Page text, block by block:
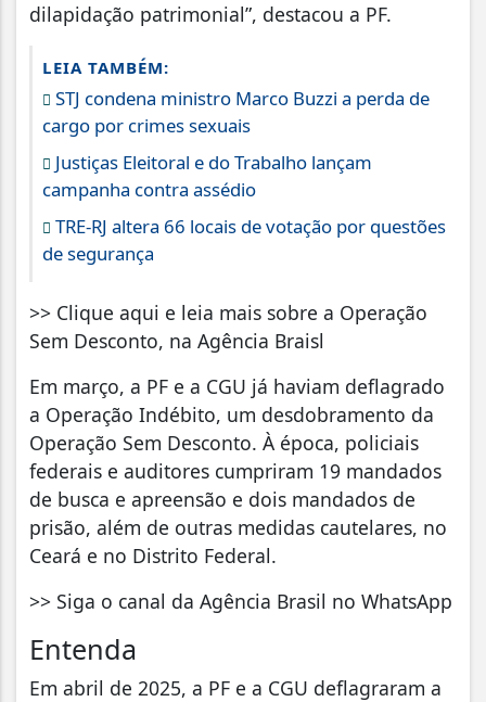
dilapidação patrimonial”, destacou a PF.
LEIA TAMBÉM:
STJ condena ministro Marco Buzzi a perda de
cargo por crimes sexuais
Justiças Eleitoral e do Trabalho lançam
campanha contra assédio
TRE-RJ altera 66 locais de votação por questões
de segurança
>> Clique aqui e leia mais sobre a Operação
Sem Desconto, na Agência Braisl
Em março, a PF e a CGU já haviam deflagrado
a Operação Indébito, um desdobramento da
Operação Sem Desconto. À época, policiais
federais e auditores cumpriram 19 mandados
de busca e apreensão e dois mandados de
prisão, além de outras medidas cautelares, no
Ceará e no Distrito Federal.
>> Siga o canal da Agência Brasil no WhatsApp
Entenda
Em abril de 2025, a PF e a CGU deflagraram a